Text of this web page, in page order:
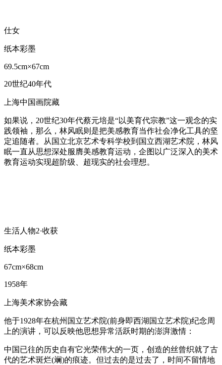
仕女
纸本彩墨
69.5cm×67cm
20世纪40年代
上海中国画院藏
如果说，20世纪30年代蔡元培是“以美育代宗教”这一观念的实
践领袖，那么，林风眠则是把美感教育当作社会净化工具的坚
定追随者。从国立北京艺术专科学校到国立西湖艺术院，林风
眠一直从思想深处服膺美感教育运动，企图以广泛深入的美术
教育运动实现超阶级、超现实的社会理想。
生活人物2·收获
纸本彩墨
67cm×68cm
1958年
上海美术家协会藏
他于1928年在杭州国立艺术院(前身即西湖国立艺术院)纪念周
上的演讲，可以反映他思想异常活跃时期的澎湃激情：
中国已往的历史自有它光荣伟大的一页，创造的丝曾织就了古
代的艺术斑烂(斓)的痕迹。但过去的是过去了，时间不留情地